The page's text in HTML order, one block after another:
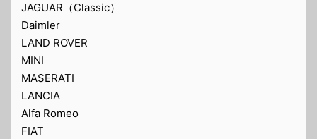
JAGUAR（Classic）
Daimler
LAND ROVER
MINI
MASERATI
LANCIA
Alfa Romeo
FIAT